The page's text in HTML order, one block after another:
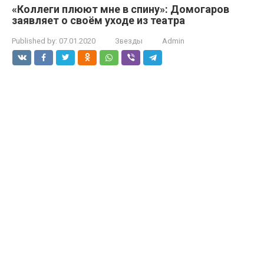
«Коллеги плюют мне в спину»: Домогаров
заявляет о своём уходе из театра
Published by: 07.01.2020 Звезды Admin